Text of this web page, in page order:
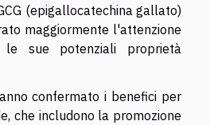
(epigallocatechina gallato)
maggiormente l'attenzione
sue potenziali proprietà
confermato i benefici per
che includono la promozione